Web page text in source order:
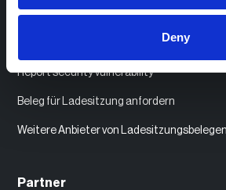
Deny
Kompatible EV-Ladegeräte
Report security vulnerability
Beleg für Ladesitzung anfordern
Weitere Anbieter von Ladesitzungsbelegen
Partner